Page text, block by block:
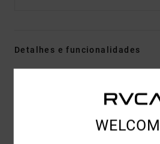
Detalhes e funcionalidades
Código de